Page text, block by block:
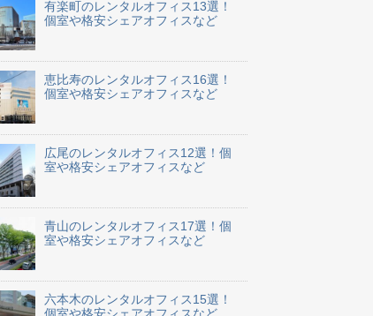
有楽町のレンタルオフィス13選！
個室や格安シェアオフィスなど
恵比寿のレンタルオフィス16選！
個室や格安シェアオフィスなど
広尾のレンタルオフィス12選！個
室や格安シェアオフィスなど
青山のレンタルオフィス17選！個
室や格安シェアオフィスなど
六本木のレンタルオフィス15選！